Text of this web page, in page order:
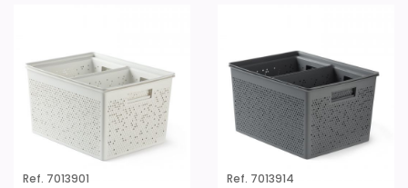
Ref. 7013901 Ref. 7013914